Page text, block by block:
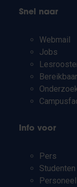
Snel naar
Webmail
Jobs
Info voor
Pers
Studenten
Personeel